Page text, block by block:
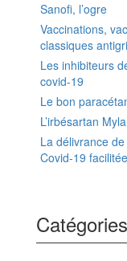
Sanofi, l’ogre
Vaccinations,
classiques
Les inhibiteurs
covid-19
Le bon
L’irbésartan
La délivrance
Covid-19